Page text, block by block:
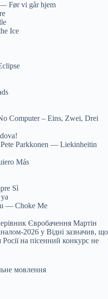
— Før vi går hjem
Ice
Computer – Eins, Zwei, Drei
Parkkonen — Liekinheitin
Más
Sì
— Choke Me
Євробачення Мартін
2026 у Відні зазначив, що
на пісенний конкурс не
мовлення